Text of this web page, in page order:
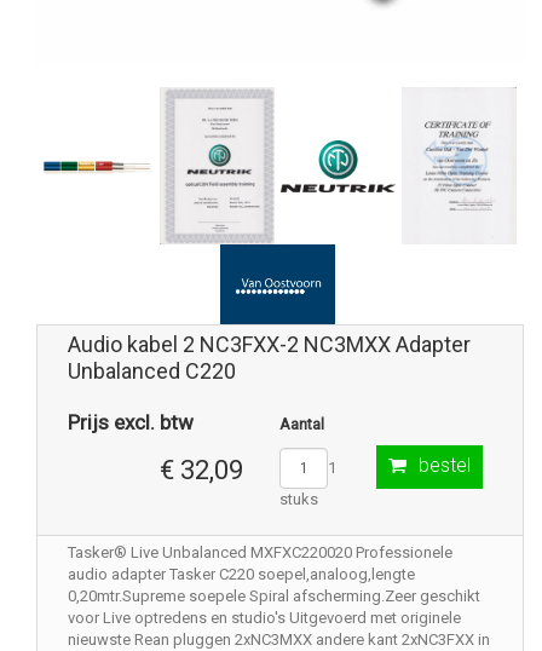
Audio kabel 2 NC3FXX-2 NC3MXX Adapter
Unbalanced C220
Prijs excl. btw
€ 32,09
Aantal
1
stuks
bestel
Tasker® Live Unbalanced MXFXC220020 Professionele
audio adapter Tasker C220 soepel,analoog,lengte
0,20mtr.Supreme soepele Spiral afscherming.Zeer geschikt
voor Live optredens en studio's Uitgevoerd met originele
nieuwste Rean pluggen 2xNC3MXX andere kant 2xNC3FXX in